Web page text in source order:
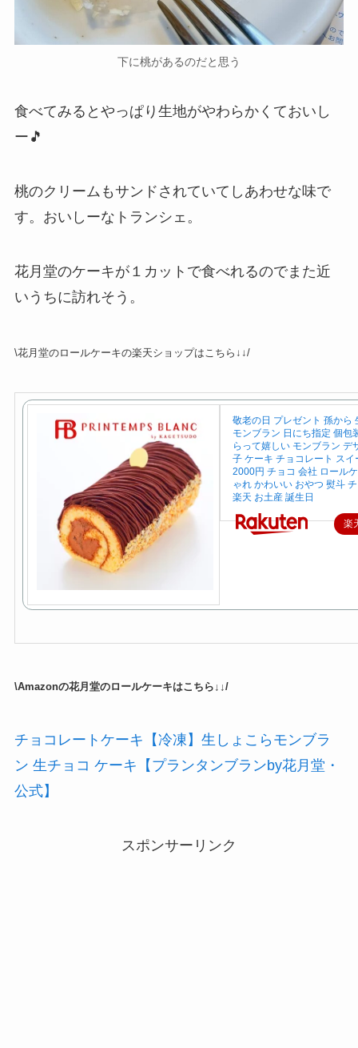
下に桃があるのだと思う
食べてみるとやっぱり生地がやわらかくておいし
ー🎵
桃のクリームもサンドされていてしあわせな味で
す。おいしーなトランシェ。
花月堂のケーキが１カットで食べれるのでまた近
いうちに訪れそう。
\花月堂のロールケーキの楽天ショップはこちら↓↓/
敬老の日 プレゼント 孫から
モンブラン 日にち指定 個包
らって嬉しい モンブラン デ
子 ケーキ チョコレート スイ
2000円 チョコ 会社 ロール
ゃれ かわいい おやつ 熨斗
楽天 お土産 誕生日
楽
\Amazonの花月堂のロールケーキはこちら↓↓/
チョコレートケーキ【冷凍】生しょこらモンブラ
ン 生チョコ ケーキ【プランタンブランby花月堂・
公式】
スポンサーリンク